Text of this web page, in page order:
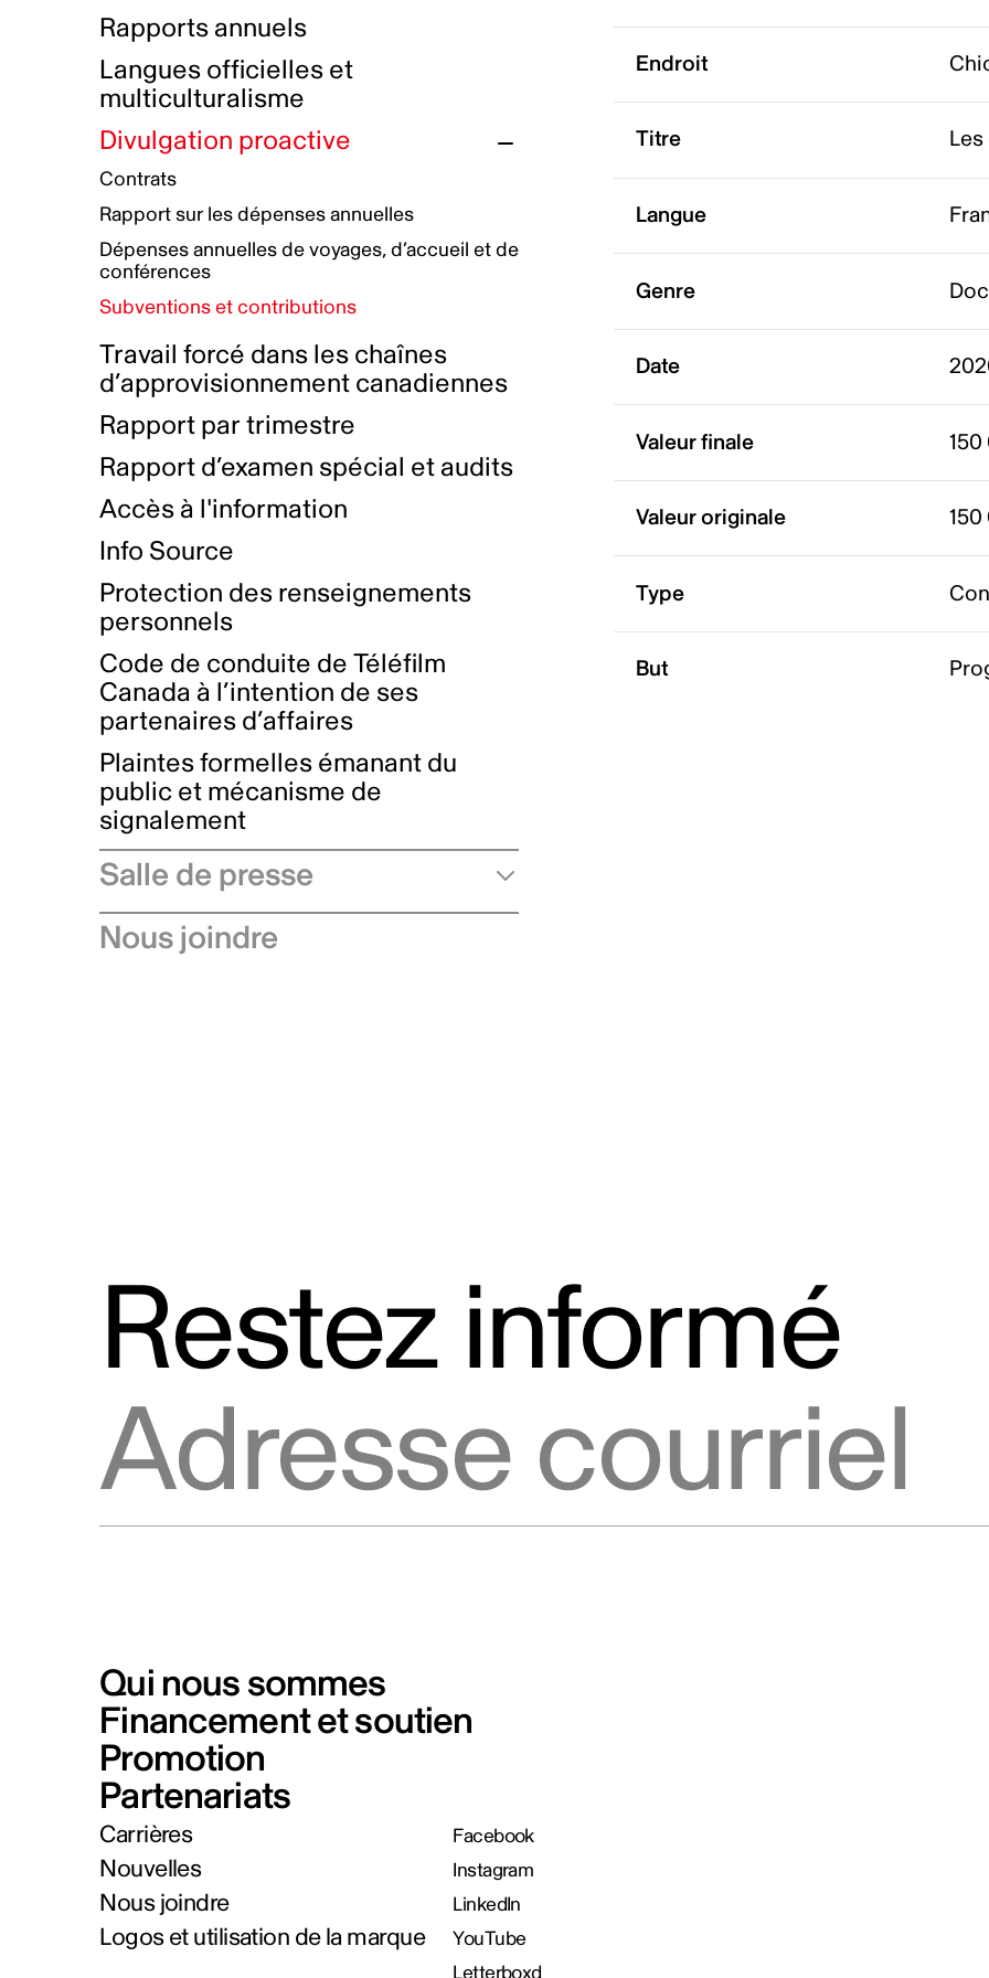
Initiatives autochtones
Plan de réconciliation autochtone
Groupe de travail autochtone
Principes directeurs sur le
harcèlement
Plan d’action pour la parité
Plan d'équité, de diversité,
d'inclusion et d'accessibilité
Boîte à outils pour le récit authentique
Collecte de données et l’auto-identification
Plan d'accessibilité
Rémunération et avantages
Prix et certifications
Nos valeurs d’entreprise
Rapports annuels
Langues officielles et
multiculturalisme
Divulgation proactive
Contrats
Rapport sur les dépenses annuelles
Dépenses annuelles de voyages, d’accueil et de
conférences
Subventions et contributions
Travail forcé dans les chaînes
d’approvisionnement canadiennes
Rapport par trimestre
Rapport d’examen spécial et audits
Accès à l'information
Info Source
Protection des renseignements
personnels
Code de conduite de Téléfilm
Canada à l’intention de ses
partenaires d’affaires
Plaintes formelles émanant du
public et mécanisme de
signalement
Salle de presse
Communiqués de presse
Nous joindre
Endroit
Titre
Langue
Genre
Date
Valeur finale
Valeur originale
Type
But
Restez informé
Qui nous sommes
Financement et soutien
Promotion
Partenariats
Carrières
Nouvelles
Nous joindre
Logos et utilisation de la marque
Facebook
Instagram
LinkedIn
YouTube
Letterboxd